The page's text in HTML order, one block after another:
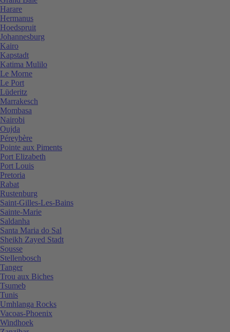
Harare
Hermanus
Hoedspruit
Johannesburg
Kairo
Kapstadt
Katima Mulilo
Le Morne
Le Port
Lüderitz
Marrakesch
Mombasa
Nairobi
Oujda
Péreybère
Pointe aux Piments
Port Elizabeth
Port Louis
Pretoria
Rabat
Rustenburg
Saint-Gilles-Les-Bains
Sainte-Marie
Saldanha
Santa Maria do Sal
Sheikh Zayed Stadt
Sousse
Stellenbosch
Tanger
Trou aux Biches
Tsumeb
Tunis
Umhlanga Rocks
Vacoas-Phoenix
Windhoek